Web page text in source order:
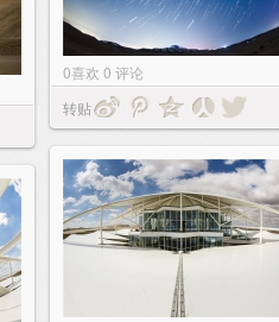
0喜欢 0 评论
转贴